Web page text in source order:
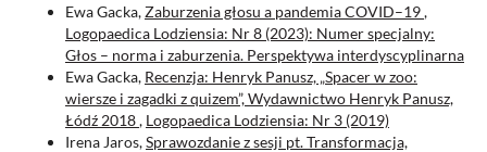
Ewa Gacka,Zaburzenia głosu a pandemia COVID–19,
Logopaedica Lodziensia: Nr 8 (2023): Numer specjalny:
Głos – norma i zaburzenia. Perspektywa interdyscyplinarna
Ewa Gacka, Recenzja: Henryk Panusz, „Spacer w zoo:
wiersze i zagadki z quizem”, Wydawnictwo Henryk Panusz,
Łódź 2018, Logopaedica Lodziensia: Nr 3 (2019)
Irena Jaros,Sprawozdanie z sesji pt. Transformacja,